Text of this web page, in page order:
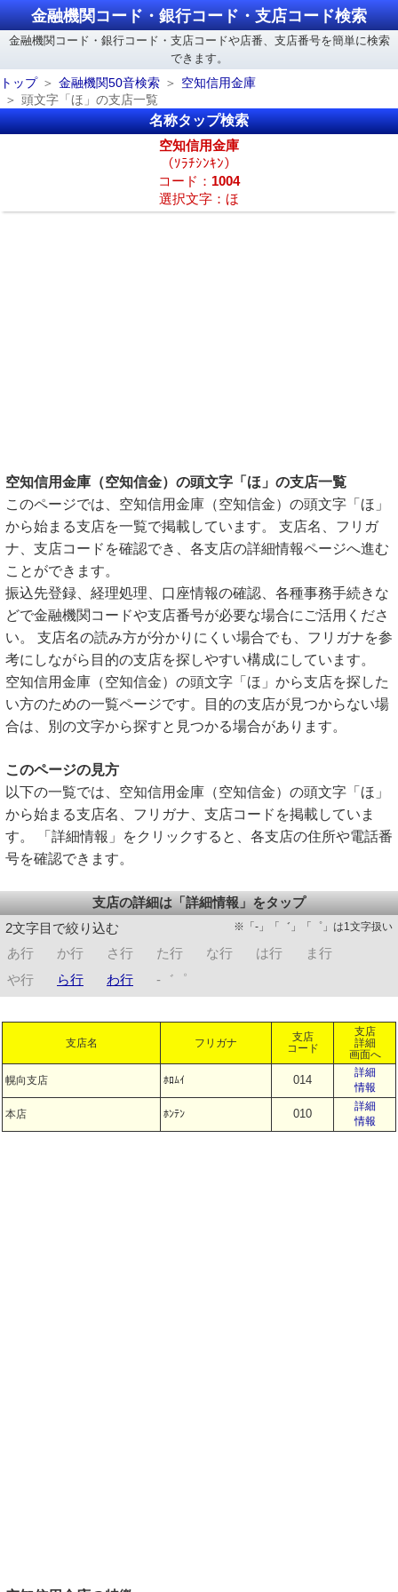
金融機関コード・銀行コード・支店コード検索
金融機関コード・銀行コード・支店コードや店番、支店番号を簡単に検索
できます。
トップ
金融機関50音検索
空知信用金庫
頭文字「ほ」の支店一覧
名称タップ検索
空知信用金庫
（ｿﾗﾁｼﾝｷﾝ）
コード： 1004
選択文字：ほ
空知信用金庫（空知信金）の頭文字「ほ」の支店一覧
このページでは、空知信用金庫（空知信金）の頭文字「ほ」
から始まる支店を一覧で掲載しています。 支店名、フリガ
ナ、支店コードを確認でき、各支店の詳細情報ページへ進む
ことができます。
振込先登録、経理処理、口座情報の確認、各種事務手続きな
どで金融機関コードや支店番号が必要な場合にご活用くださ
い。 支店名の読み方が分かりにくい場合でも、フリガナを参
考にしながら目的の支店を探しやすい構成にしています。
空知信用金庫（空知信金）の頭文字「ほ」から支店を探した
い方のための一覧ページです。目的の支店が見つからない場
合は、別の文字から探すと見つかる場合があります。
このページの見方
以下の一覧では、空知信用金庫（空知信金）の頭文字「ほ」
から始まる支店名、フリガナ、支店コードを掲載していま
す。 「詳細情報」をクリックすると、各支店の住所や電話番
号を確認できます。
支店の詳細は「詳細情報」をタップ
2文字目で絞り込む
※「-」「゛」「゜」は1文字扱い
あ行 か行 さ行 た行 な行 は行
ま行
や行
ら行 わ行 -゛゜
支店名 フリガナ
支店
コード
支店
詳細
画面へ
幌向支店 ﾎﾛﾑｲ 014
詳細
情報
本店 ﾎﾝﾃﾝ 010
詳細
情報